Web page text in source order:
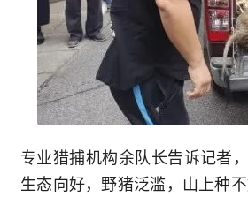
专业猎捕机构余队长告诉记者
生态向好，野猪泛滥，山上种